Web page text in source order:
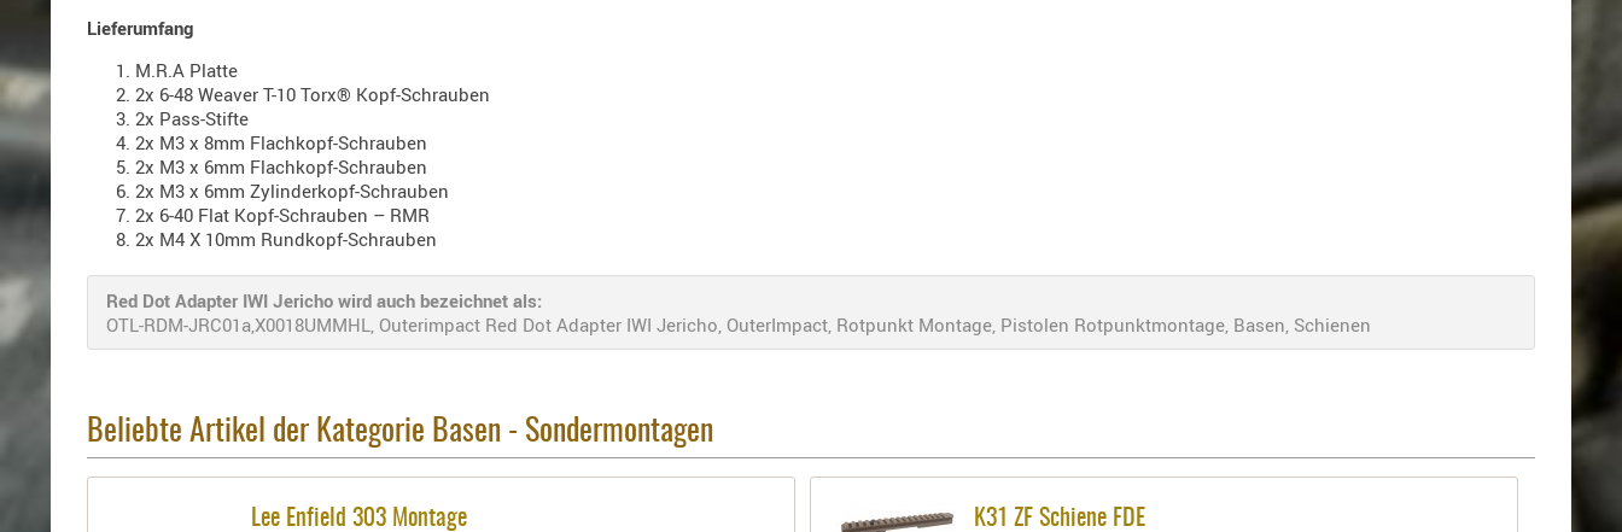
Lieferumfang
M.R.A Platte
2x 6-48 Weaver T-10 Torx® Kopf-Schrauben
2x Pass-Stifte
2x M3 x 8mm Flachkopf-Schrauben
2x M3 x 6mm Flachkopf-Schrauben
2x M3 x 6mm Zylinderkopf-Schrauben
2x 6-40 Flat Kopf-Schrauben – RMR
2x M4 X 10mm Rundkopf-Schrauben
Red Dot Adapter IWI Jericho wird auch bezeichnet als:
OTL-RDM-JRC01a,X0018UMMHL, Outerimpact Red Dot Adapter IWI Jericho, OuterImpact, Rotpunkt Montage, Pistolen Rotpunktmontage, Basen, Schienen
Beliebte Artikel der Kategorie Basen - Sondermontagen
Lee Enfield 303 Montage K31 ZF Schiene FDE